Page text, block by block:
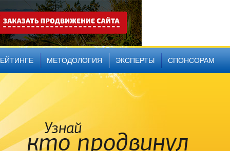
МЕТОДОЛОГИЯ ЭКСПЕРТЫ СПОНСОРАМ